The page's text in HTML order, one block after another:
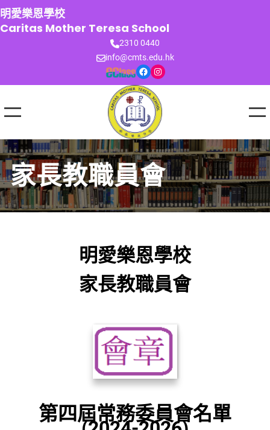
跳
至
主
明愛樂恩學校
Caritas Mother Teresa School
2310 0440
info@cmts.edu.hk
Facebook Instagram
家長教職員會
明愛樂恩學校
家長教職員會
第四屆常務委員會名單